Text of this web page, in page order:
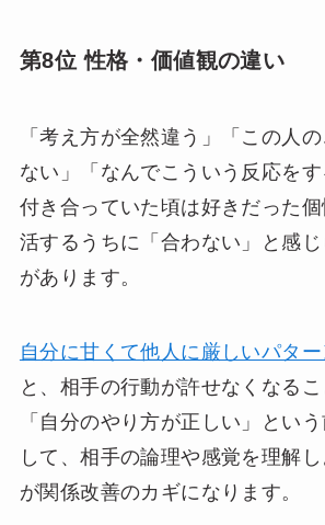
第8位 性格・価値観の違い
「考え方が全然違う」「この人
ない」「なんでこういう反応をす
付き合っていた頃は好きだった
活するうちに「合わない」と感じ
があります。
自分に甘くて他人に厳しいパター
と、相手の行動が許せなくなるこ
「自分のやり方が正しい」とい
して、相手の論理や感覚を理解
が関係改善のカギになります。